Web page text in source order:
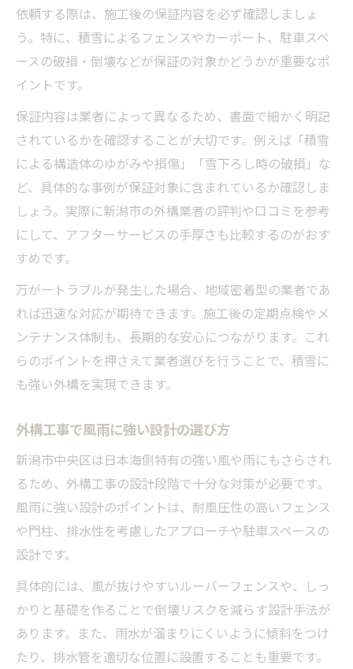
依頼する際は、施工後の保証内容を必ず確認しましょ
う。特に、積雪によるフェンスやカーポート、駐車スペ
ースの破損・倒壊などが保証の対象かどうかが重要なポ
イントです。
保証内容は業者によって異なるため、書面で細かく明記
されているかを確認することが大切です。例えば「積雪
による構造体のゆがみや損傷」「雪下ろし時の破損」な
ど、具体的な事例が保証対象に含まれているか確認しま
しょう。実際に新潟市の外構業者の評判や口コミを参考
にして、アフターサービスの手厚さも比較するのがおす
すめです。
万が一トラブルが発生した場合、地域密着型の業者であ
れば迅速な対応が期待できます。施工後の定期点検やメ
ンテナンス体制も、長期的な安心につながります。これ
らのポイントを押さえて業者選びを行うことで、積雪に
も強い外構を実現できます。
外構工事で風雨に強い設計の選び方
新潟市中央区は日本海側特有の強い風や雨にもさらされ
るため、外構工事の設計段階で十分な対策が必要です。
風雨に強い設計のポイントは、耐風圧性の高いフェンス
や門柱、排水性を考慮したアプローチや駐車スペースの
設計です。
具体的には、風が抜けやすいルーバーフェンスや、しっ
かりと基礎を作ることで倒壊リスクを減らす設計手法が
あります。また、雨水が溜まりにくいように傾斜をつけ
たり、排水管を適切な位置に設置することも重要です。